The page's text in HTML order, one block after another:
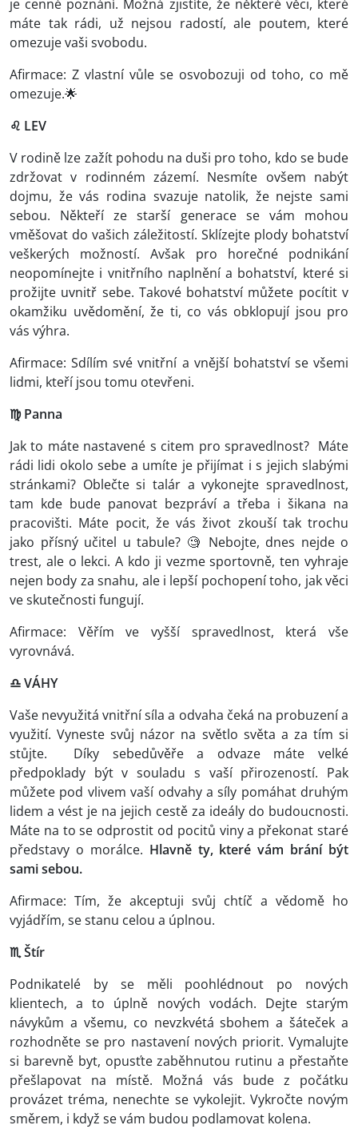
je cenné poznání. Možná zjistíte, že některé věci, které
máte tak rádi, už nejsou radostí, ale poutem, které
omezuje vaši svobodu.
Afirmace: Z vlastní vůle se osvobozuji od toho, co mě
omezuje.🌟
♌ LEV
V rodině lze zažít pohodu na duši pro toho, kdo se bude
zdržovat v rodinném zázemí. Nesmíte ovšem nabýt
dojmu, že vás rodina svazuje natolik, že nejste sami
sebou. Někteří ze starší generace se vám mohou
vměšovat do vašich záležitostí. Sklízejte plody bohatství
veškerých možností. Avšak pro horečné podnikání
neopomínejte i vnitřního naplnění a bohatství, které si
prožijte uvnitř sebe. Takové bohatství můžete pocítit v
okamžiku uvědomění, že ti, co vás obklopují jsou pro
vás výhra.
Afirmace: Sdílím své vnitřní a vnější bohatství se všemi
lidmi, kteří jsou tomu otevřeni.
♍ Panna
Jak to máte nastavené s citem pro spravedlnost? Máte
rádi lidi okolo sebe a umíte je přijímat i s jejich slabými
stránkami? Oblečte si talár a vykonejte spravedlnost,
tam kde bude panovat bezpráví a třeba i šikana na
pracovišti. Máte pocit, že vás život zkouší tak trochu
jako přísný učitel u tabule? 🧐 Nebojte, dnes nejde o
trest, ale o lekci. A kdo ji vezme sportovně, ten vyhraje
nejen body za snahu, ale i lepší pochopení toho, jak věci
ve skutečnosti fungují.
Afirmace: Věřím ve vyšší spravedlnost, která vše
vyrovnává.
♎ VÁHY
Vaše nevyužitá vnitřní síla a odvaha čeká na probuzení a
využití. Vyneste svůj názor na světlo světa a za tím si
stůjte. Díky sebedůvěře a odvaze máte velké
předpoklady být v souladu s vaší přirozeností. Pak
můžete pod vlivem vaší odvahy a síly pomáhat druhým
lidem a vést je na jejich cestě za ideály do budoucnosti.
Máte na to se odprostit od pocitů viny a překonat staré
představy o morálce. Hlavně ty, které vám brání být
sami sebou.
Afirmace: Tím, že akceptuji svůj chtíč a vědomě ho
vyjádřím, se stanu celou a úplnou.
♏ Štír
Podnikatelé by se měli poohlédnout po nových
klientech, a to úplně nových vodách. Dejte starým
návykům a všemu, co nevzkvétá sbohem a šáteček a
rozhodněte se pro nastavení nových priorit. Vymalujte
si barevně byt, opusťte zaběhnutou rutinu a přestaňte
přešlapovat na místě. Možná vás bude z počátku
provázet tréma, nenechte se vykolejit. Vykročte novým
směrem, i když se vám budou podlamovat kolena.